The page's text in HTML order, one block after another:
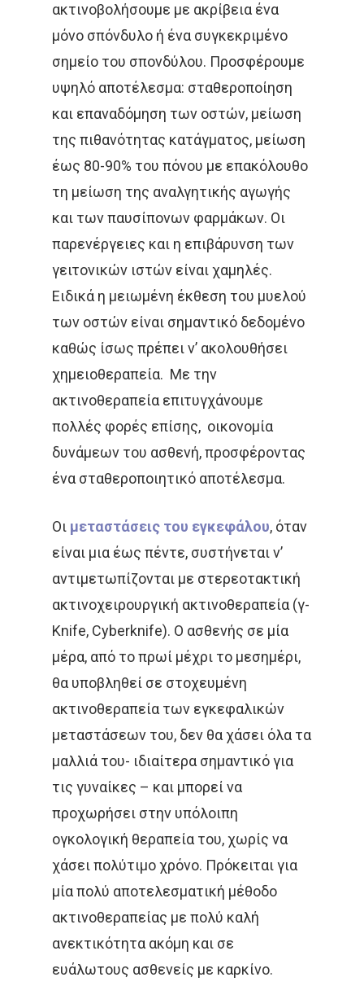
ακτινοβολήσουμε με ακρίβεια ένα
μόνο σπόνδυλο ή ένα συγκεκριμένο
σημείο του σπονδύλου. Προσφέρουμε
υψηλό αποτέλεσμα: σταθεροποίηση
και επαναδόμηση των οστών, μείωση
της πιθανότητας κατάγματος, μείωση
έως 80-90% του πόνου με επακόλουθο
τη μείωση της αναλγητικής αγωγής
και των παυσίπονων φαρμάκων. Οι
παρενέργειες και η επιβάρυνση των
γειτονικών ιστών είναι χαμηλές.
Ειδικά η μειωμένη έκθεση του μυελού
των οστών είναι σημαντικό δεδομένο
καθώς ίσως πρέπει ν’ ακολουθήσει
χημειοθεραπεία. Με την
ακτινοθεραπεία επιτυγχάνουμε
πολλές φορές επίσης, οικονομία
δυνάμεων του ασθενή, προσφέροντας
ένα σταθεροποιητικό αποτέλεσμα.
Οι μεταστάσεις του εγκεφάλου, όταν
είναι μια έως πέντε, συστήνεται ν’
αντιμετωπίζονται με στερεοτακτική
ακτινοχειρουργική ακτινοθεραπεία (γ-
Knife, Cyberknife). O ασθενής σε μία
μέρα, από το πρωί μέχρι το μεσημέρι,
θα υποβληθεί σε στοχευμένη
ακτινοθεραπεία των εγκεφαλικών
μεταστάσεων του, δεν θα χάσει όλα τα
μαλλιά του- ιδιαίτερα σημαντικό για
τις γυναίκες – και μπορεί να
προχωρήσει στην υπόλοιπη
ογκολογική θεραπεία του, χωρίς να
χάσει πολύτιμο χρόνο. Πρόκειται για
μία πολύ αποτελεσματική μέθοδο
ακτινοθεραπείας με πολύ καλή
ανεκτικότητα ακόμη και σε
ευάλωτους ασθενείς με καρκίνο.